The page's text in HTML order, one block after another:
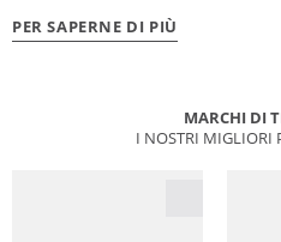
PER SAPERNE DI PIÙ
MARCHI DI
I NOSTRI MIGLIORI